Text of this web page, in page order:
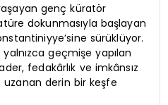
genç küratör
dokunmasıyla başlayan
sürüklüyor.
geçmişe yapılan
fedakârlık ve imkânsız
uzanan derin bir keşfe